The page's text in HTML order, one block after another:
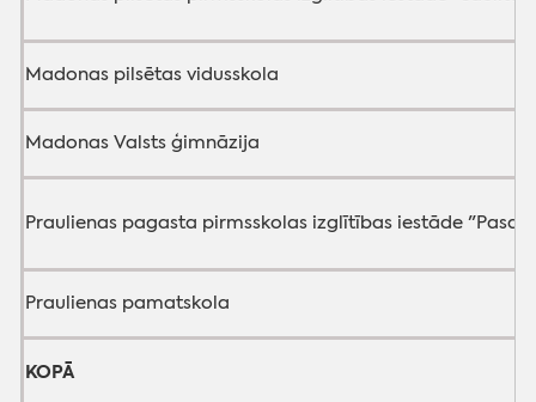
Madonas pilsētas vidusskola
Madonas Valsts ģimnāzija
Praulienas pagasta pirmsskolas izglītības iestāde
Praulienas pamatskola
KOPĀ